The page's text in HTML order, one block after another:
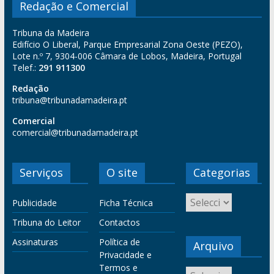
Redação e Comercial
Tribuna da Madeira
Edifício O Liberal, Parque Empresarial Zona Oeste (PEZO),
Lote n.º 7, 9304-006 Câmara de Lobos, Madeira, Portugal
Telef.: 291 911300
Redação
tribuna@tribunadamadeira.pt
Comercial
comercial@tribunadamadeira.pt
Serviços
Publicidade
Tribuna do Leitor
Assinaturas
O site
Ficha Técnica
Contactos
Política de
Privacidade e
Termos e
Categorias
Arquivo